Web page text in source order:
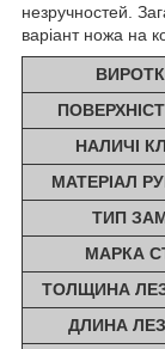
незручностей.
варіант ножа на
НАЛИЧІ
МАТЕРІАЛ
ТИП
МАРКА
ТОЛЩИНА
ДЛИНА